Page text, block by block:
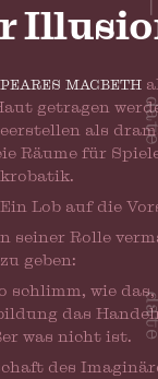
macbeth
getragen
als
Räume für
Ein Lob auf die
seiner Rolle
geben:
schlimm, wie das,
das
was nicht ist.
des